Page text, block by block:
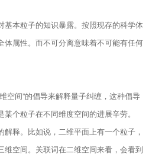
基本粒子的知识暴露。按照现存的科学体
体属性。而不可分离意味着不可能有任何
空间”的倡导来解释量子纠缠，这种倡导
个粒子在不同维度空间的进展辛劳。
释。比如说，二维平面上有一个粒子，
空间。关联词在二维空间来看，会看到